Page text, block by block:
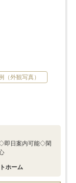
（外観写真）
日案内可能◇閑
ホーム